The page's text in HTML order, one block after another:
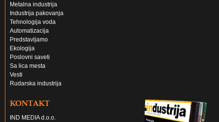
Metalna industrija
Industrija pakovanja
Tehnologija voda
Automatizacija
Predstavljamo
Ekologija
Poslovni saveti
Sa lica mesta
Vesti
Rudarska industrija
KONTAKT
IND MEDIA d.o.o.